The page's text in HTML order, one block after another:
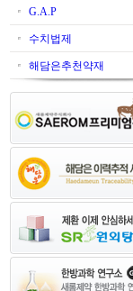
G.A.P
수치법제
해담은추천약재